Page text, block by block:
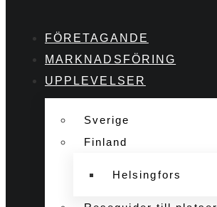
FÖRETAGANDE
MARKNADSFÖRING
UPPLEVELSER
Sverige
Finland
Helsingfors